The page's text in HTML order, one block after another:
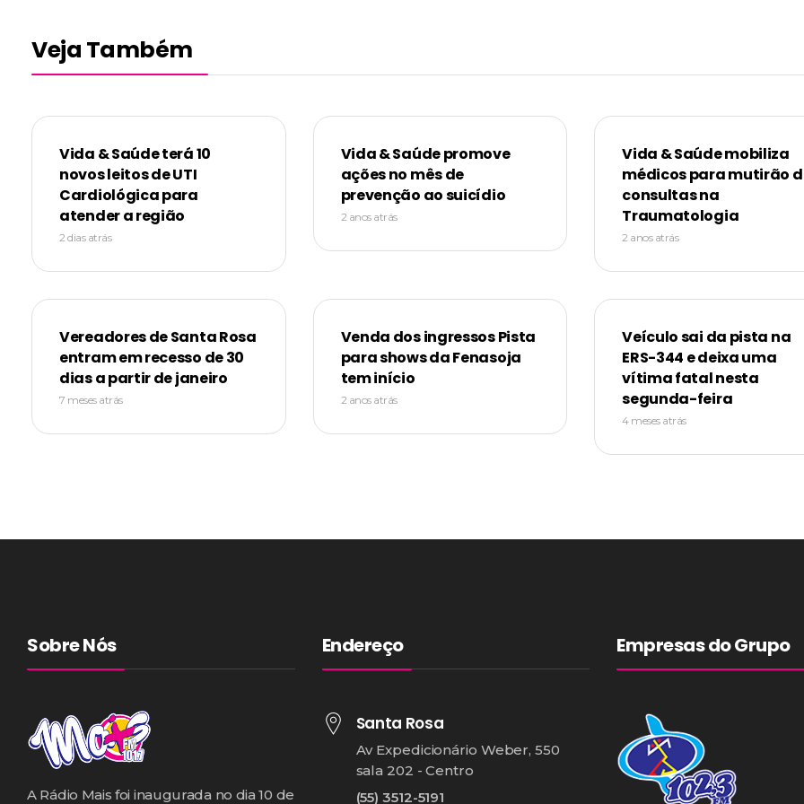
Veja Também
Vida & Saúde terá 10
novos leitos de UTI
Cardiológica para
atender a região
2 dias atrás
Vida & Saúde promove
ações no mês de
prevenção ao suicídio
2 anos atrás
Vida & Saúde mobiliza
médicos para mutirão
consultas na
Traumatologia
2 anos atrás
Vereadores de Santa Rosa
entram em recesso de 30
dias a partir de janeiro
7 meses atrás
Venda dos ingressos Pista
para shows da Fenasoja
tem início
2 anos atrás
Veículo sai da pista na
ERS-344 e deixa uma
vítima fatal nesta
segunda-feira
4 meses atrás
Sobre Nós
A Rádio Mais foi inaugurada no dia 10 de
Endereço
Santa Rosa
Av Expedicionário Weber, 550
sala 202 - Centro
(55) 3512-5191
Empresas do Grupo